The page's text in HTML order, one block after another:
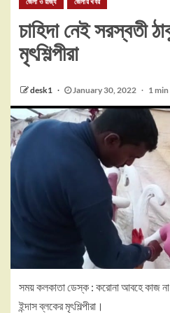
চাহিদা নেই সরস্বতী
মৃৎশিল্পীরা
desk1 January 30, 2022 1
সময় কলকাতা ডেস্ক : করোনা আবহে কাজ না
ইন্দাস ব্লকের মৃৎশিল্পীরা।